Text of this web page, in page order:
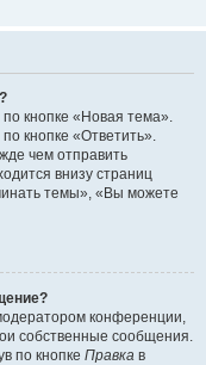
кнопке «Новая тема».
кнопке «Ответить».
чем отправить
внизу страниц
темы», «Вы можете
конференции,
собственные сообщения.
по кнопке Правка в